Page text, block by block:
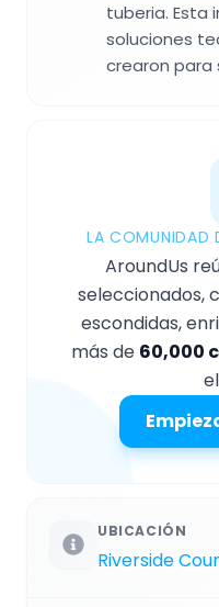
tuberia. Esta
soluciones
crearon para
LA COMUNIDAD
AroundUs
seleccionados,
escondidas,
más de 60,000
UBICACIÓN
Riverside